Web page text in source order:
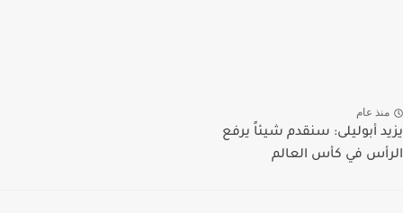
منذ عام
يزيد أبوليلى: سنقدم شيئاً يرفع
الرأس في كأس العالم